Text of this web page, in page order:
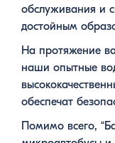
обслуживания и
достойным
На протяжение
наши опытные
обеспечат
Помимо всего,